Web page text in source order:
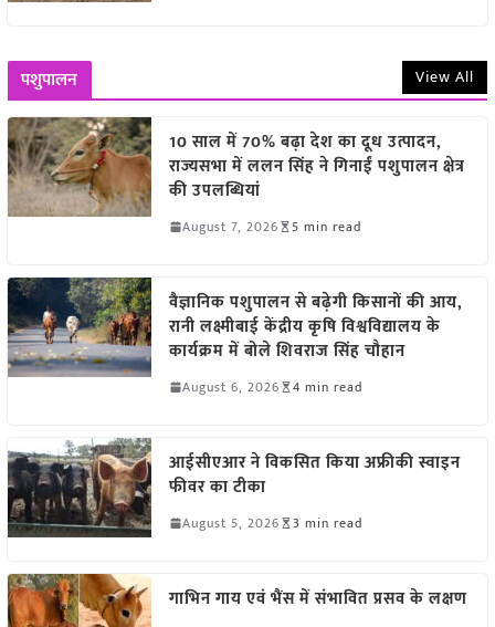
पशुपालन View All
10 साल में 70% बढ़ा देश का दूध उत्पादन,
राज्यसभा में ललन सिंह ने गिनाईं पशुपालन क्षेत्र
की उपलब्धियां
August 7, 2026 5 min read
वैज्ञानिक पशुपालन से बढ़ेगी किसानों की आय,
रानी लक्ष्मीबाई केंद्रीय कृषि विश्वविद्यालय के
कार्यक्रम में बोले शिवराज सिंह चौहान
August 6, 2026 4 min read
आईसीएआर ने विकसित किया अफ्रीकी स्वाइन
फीवर का टीका
August 5, 2026 3 min read
गाभिन गाय एवं भैंस में संभावित प्रसव के लक्षण